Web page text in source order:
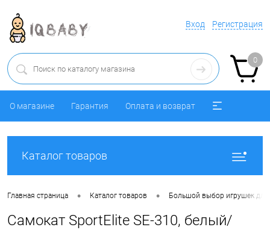
Вход Регистрация
0
О магазине Гарантия Оплата и возврат
Каталог товаров
Главная страница • Каталог товаров • Большой выбор игрушек для
Самокат SportElite SE-310, белый/